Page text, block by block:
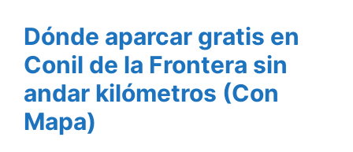
Dónde aparcar gratis en
Conil de la Frontera sin
andar kilómetros (Con
Mapa)